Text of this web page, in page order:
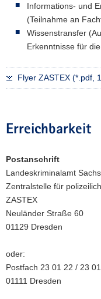
Informations- und
(Teilnahme an
Wissenstransfer
Erkenntnisse für
Flyer ZASTEX (*.pdf,
Erreichbarkeit
Postanschrift
Landeskriminalamt
Zentralstelle für
ZASTEX
Neuländer Straße 60
01129 Dresden
oder:
Postfach 23 01 22 / 23
01111 Dresden